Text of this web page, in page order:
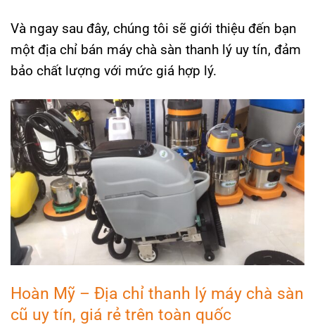
Và ngay sau đây, chúng tôi sẽ giới thiệu đến bạn
một địa chỉ bán máy chà sàn thanh lý uy tín, đảm
bảo chất lượng với mức giá hợp lý.
Hoàn Mỹ – Địa chỉ thanh lý máy chà sàn
cũ uy tín, giá rẻ trên toàn quốc